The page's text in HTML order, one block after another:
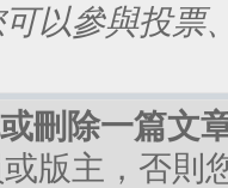
以參與投票
刪除一篇文
版主，否則